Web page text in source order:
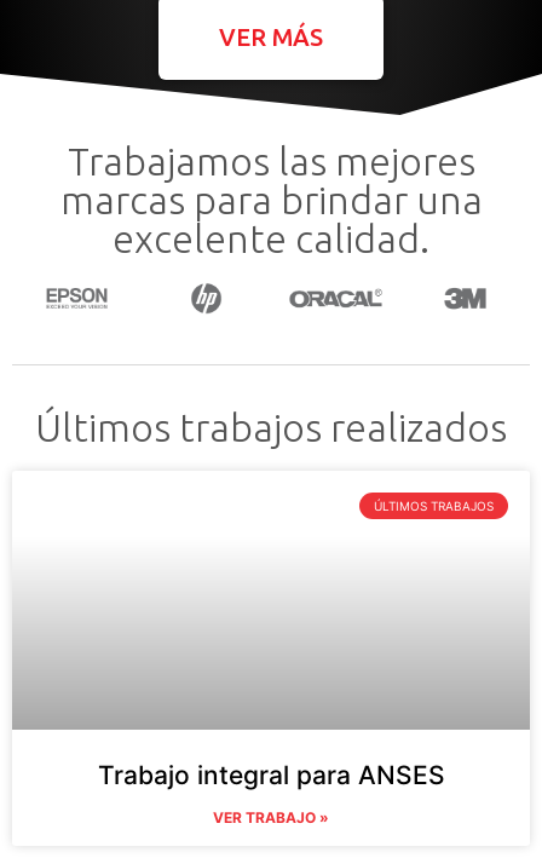
VER MÁS
Trabajamos las mejores
marcas para brindar una
excelente calidad.
Últimos trabajos realizados
ÚLTIMOS TRABAJOS
Trabajo integral para ANSES
VER TRABAJO »